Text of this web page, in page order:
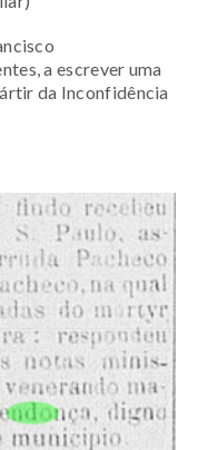
a escrever uma
da Inconfidência